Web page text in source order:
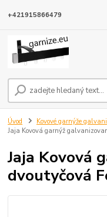
+421915866479
Úvod Kovové garnýže
Jaja Kovová garnýž
Jaja Kovová
dvoutyčová